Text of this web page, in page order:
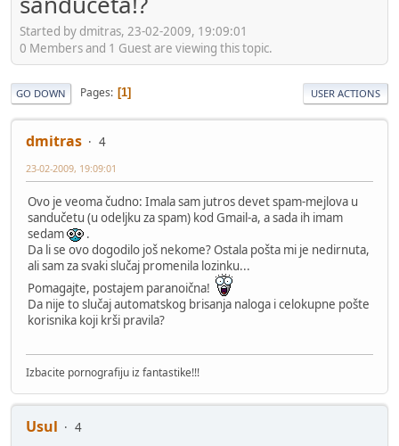
Started by dmitras, 23-02-2009, 19:09:01
0 Members and 1 Guest are viewing this topic.
GO DOWN Pages 1 USER ACTIONS
dmitras 4
23-02-2009, 19:09:01
Ovo je veoma čudno: Imala sam jutros devet spam-mejlova u
sandučetu (u odeljku za spam) kod Gmail-a, a sada ih imam
sedam
.
Da li se ovo dogodilo još nekome? Ostala pošta mi je nedirnuta,
ali sam za svaki slučaj promenila lozinku...
Pomagajte, postajem paranoična!
Da nije to slučaj automatskog brisanja naloga i celokupne pošte
korisnika koji krši pravila?
Izbacite pornografiju iz fantastike!!!
Usul
4